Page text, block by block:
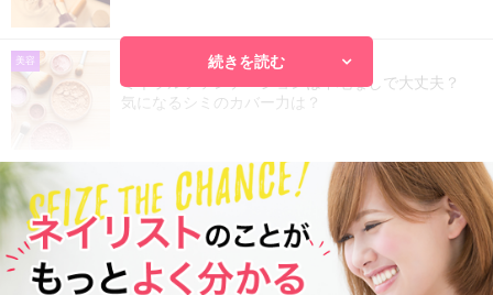
美容 2018.06.21
ミネラルファンデーションは下地なしで大丈夫？
気になるシミのカバー力は？
続きを読む